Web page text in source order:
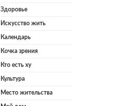
Здоровье
Искусство жить
Календарь
Кочка зрения
Кто есть ху
Культура
Место жительства